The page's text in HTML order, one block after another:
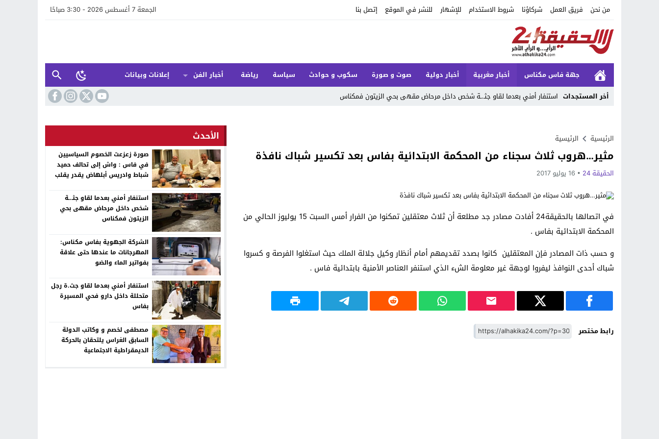
من نحن فريق العمل شركاؤنا شروط الاستخدام للإشهار للنشر في الموقع إتصل بنا الجمعة 7 أغسطس 2026 - 3:30 صباحًا
جهة فاس مكناس أخبار مغربية أخبار دولية صوت و صورة سكوب و حوادث سياسة رياضة أخبار الفن
إعلانات وبيانات
أخر المستجدات استنفار أمني بعدما لقاو جثـ.ـة شخص داخل مرحاض مقهى بحي الزيتون فمكناس
Previous
Next
الرئيسية الرئيسية
مثير…هروب ثلاث سجناء من المحكمة الابتدائية بفاس بعد تكسير شباك نافذة
الحقيقة 24 16 يوليو 2017
في اتصالها بالحقيقة24 أفادت مصادر جد مطلعة أن ثلاث معتقلين تمكنوا من الفرار أمس السبت 15 يوليوز الحالي من
المحكمة الابتدائية بفاس .
و حسب ذات المصادر فإن المعتقلين كانوا بصدد تقديمهم أمام أنظار وكيل جلالة الملك حيث استغلوا الفرصة و كسروا
شباك أحدى النوافذ ليفروا لوجهة غير معلومة الشء الذي استنفر العناصر الأمنية بابتدائية فاس .
رابط مختصر
الأحدث
صورة زعزعت الخصوم السياسيين
في فاس : واش إلى تحالف حميد
شباط وادريس أبلهاض يقدر يقلب
استنفار أمني بعدما لقاو جثـ.ـة
شخص داخل مرحاض مقهى بحي
الزيتون فمكناس
الشركة الجهوية بفاس مكناس:
المهرجانات ما عندها حتى علاقة
بفواتير الماء والضو
استنفار أمني بعدما لقاو جث.ة رجل
متحللة داخل دارو فحي المسيرة
بفاس
مصطفى لخصم و وكاتب الدولة
السابق الغراس يلتحقان بالحركة
الديمقراطية الاجتماعية